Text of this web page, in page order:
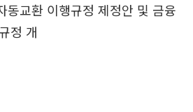
교환 이행규정 제정안 및 금융
정 개